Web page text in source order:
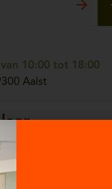
10:00 tot 18:00
Aalst
10:00 tot 18:00
13/4 - 2630